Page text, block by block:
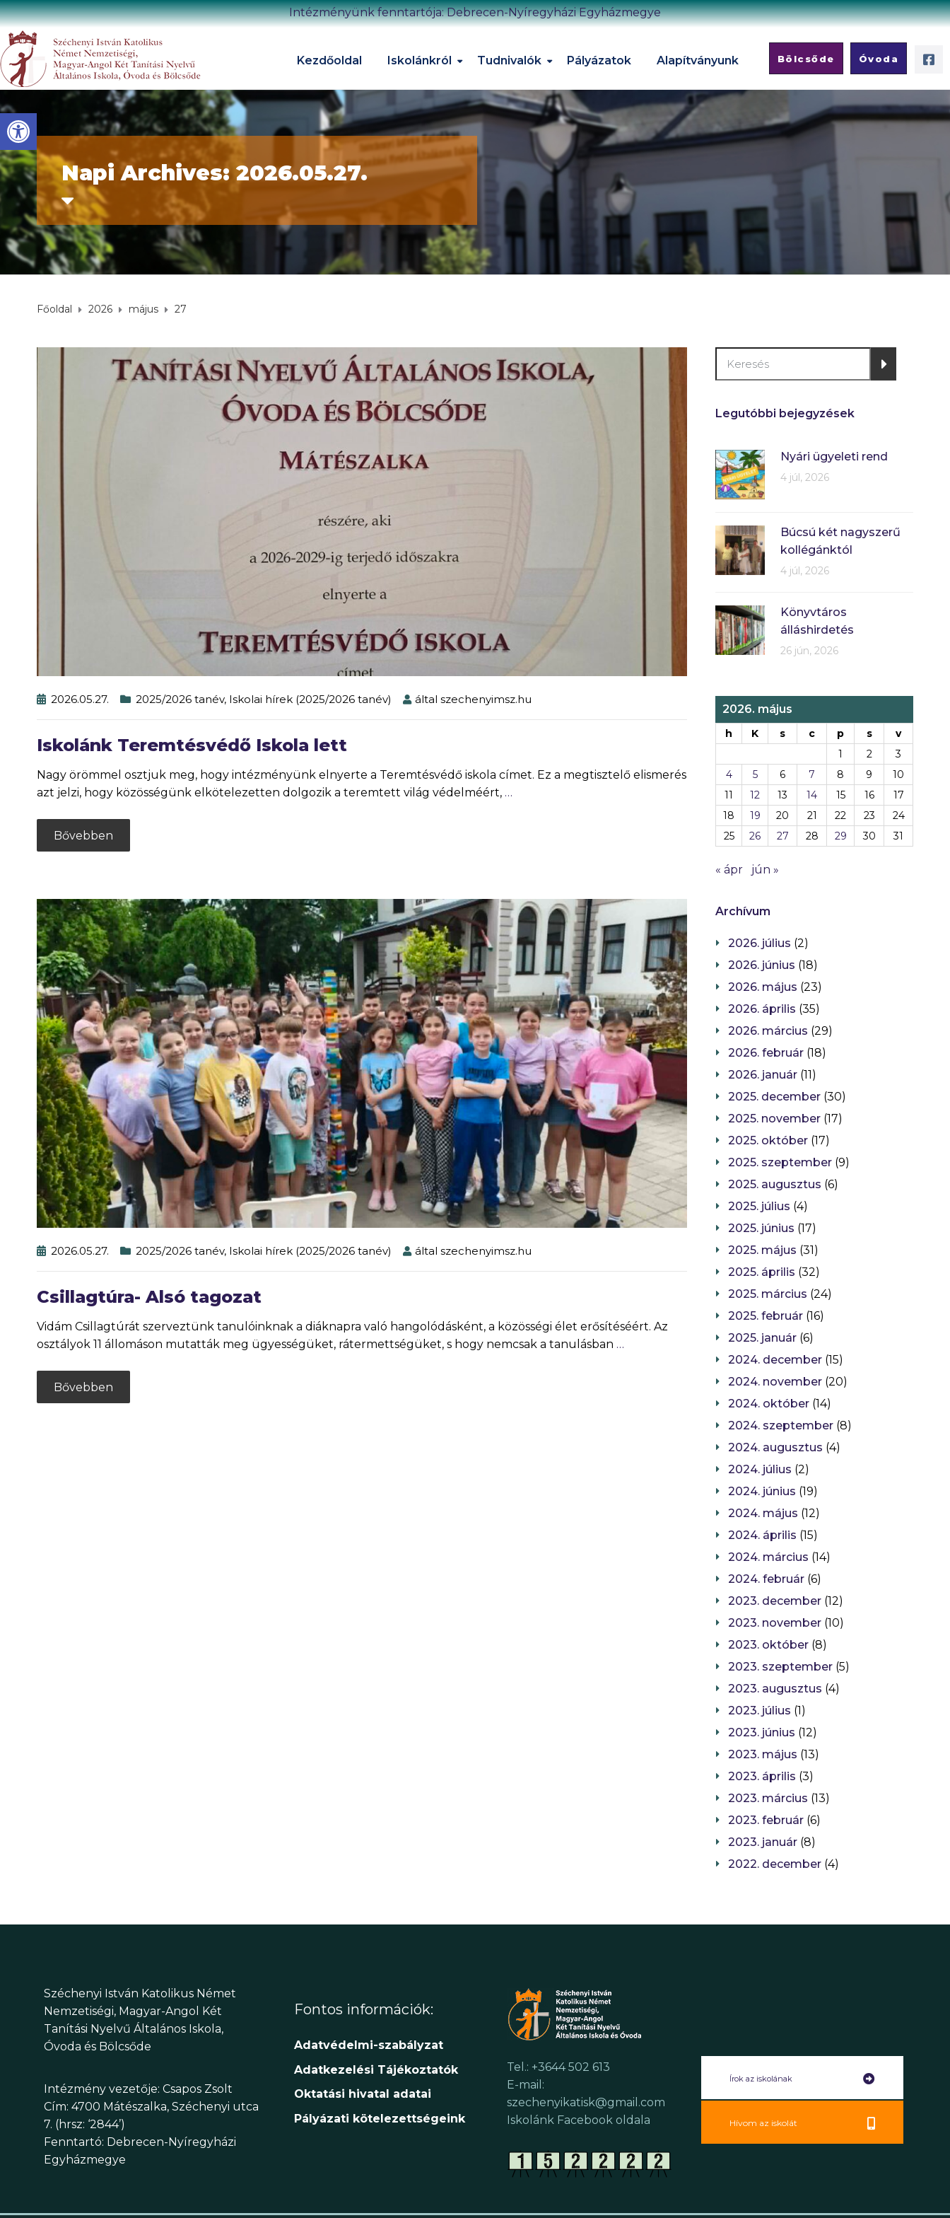
Eszköztár megnyitása
Intézményünk fenntartója: Debrecen-Nyíregyházi Egyházmegye
Kezdőoldal Iskolánkról Tudnivalók Pályázatok Alapítványunk Bölcsőde Óvoda
Napi Archives: 2026.05.27.
Főoldal 2026 május 27
2026.05.27. 2025/2026 tanév, Iskolai hírek (2025/2026 tanév) által szechenyimsz.hu
Iskolánk Teremtésvédő Iskola lett
Nagy örömmel osztjuk meg, hogy intézményünk elnyerte a Teremtésvédő iskola címet. Ez a megtisztelő elismerés
azt jelzi, hogy közösségünk elkötelezetten dolgozik a teremtett világ védelméért, …
Bővebben
2026.05.27. 2025/2026 tanév, Iskolai hírek (2025/2026 tanév) által szechenyimsz.hu
Csillagtúra- Alsó tagozat
Vidám Csillagtúrát szerveztünk tanulóinknak a diáknapra való hangolódásként, a közösségi élet erősítéséért. Az
osztályok 11 állomáson mutatták meg ügyességüket, rátermettségüket, s hogy nemcsak a tanulásban …
Bővebben
Legutóbbi bejegyzések
Nyári ügyeleti rend
4 júl, 2026
Búcsú két nagyszerű
kollégánktól
4 júl, 2026
Könyvtáros
álláshirdetés
26 jún, 2026
2026. május
h K s c p s
v
1
2
3
4
5 6 7 8 9
10
11
12 13 14 15 16
17
18
19 20 21 22 23
24
25
26 27 28 29 30 31
« ápr jún »
Archívum
2026. július (2)
2026. június (18)
2026. május (23)
2026. április (35)
2026. március (29)
2026. február (18)
2026. január (11)
2025. december (30)
2025. november (17)
2025. október (17)
2025. szeptember (9)
2025. augusztus (6)
2025. július (4)
2025. június (17)
2025. május (31)
2025. április (32)
2025. március (24)
2025. február (16)
2025. január (6)
2024. december (15)
2024. november (20)
2024. október (14)
2024. szeptember (8)
2024. augusztus (4)
2024. július (2)
2024. június (19)
2024. május (12)
2024. április (15)
2024. március (14)
2024. február (6)
2023. december (12)
2023. november (10)
2023. október (8)
2023. szeptember (5)
2023. augusztus (4)
2023. július (1)
2023. június (12)
2023. május (13)
2023. április (3)
2023. március (13)
2023. február (6)
2023. január (8)
2022. december (4)
Széchenyi István Katolikus Német
Nemzetiségi, Magyar-Angol Két
Tanítási Nyelvű Általános Iskola,
Óvoda és Bölcsőde
Intézmény vezetője: Csapos Zsolt
Cím: 4700 Mátészalka, Széchenyi utca
7. (hrsz: ‘2844’)
Fenntartó: Debrecen-Nyíregyházi
Egyházmegye
Fontos információk:
Adatvédelmi-szabályzat
Adatkezelési Tájékoztatók
Oktatási hivatal adatai
Pályázati kötelezettségeink
Tel.: +3644 502 613
E-mail:
szechenyikatisk@gmail.com
Iskolánk Facebook oldala
Írok az iskolának
Hívom az iskolát